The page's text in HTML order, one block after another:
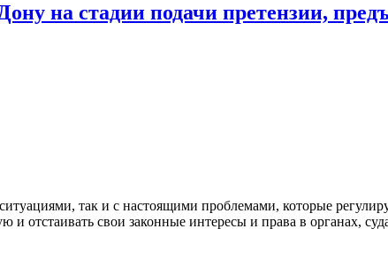
на стадии подачи претензии,
так и с настоящими проблемами, которые
отстаивать свои законные интересы и права в органах,